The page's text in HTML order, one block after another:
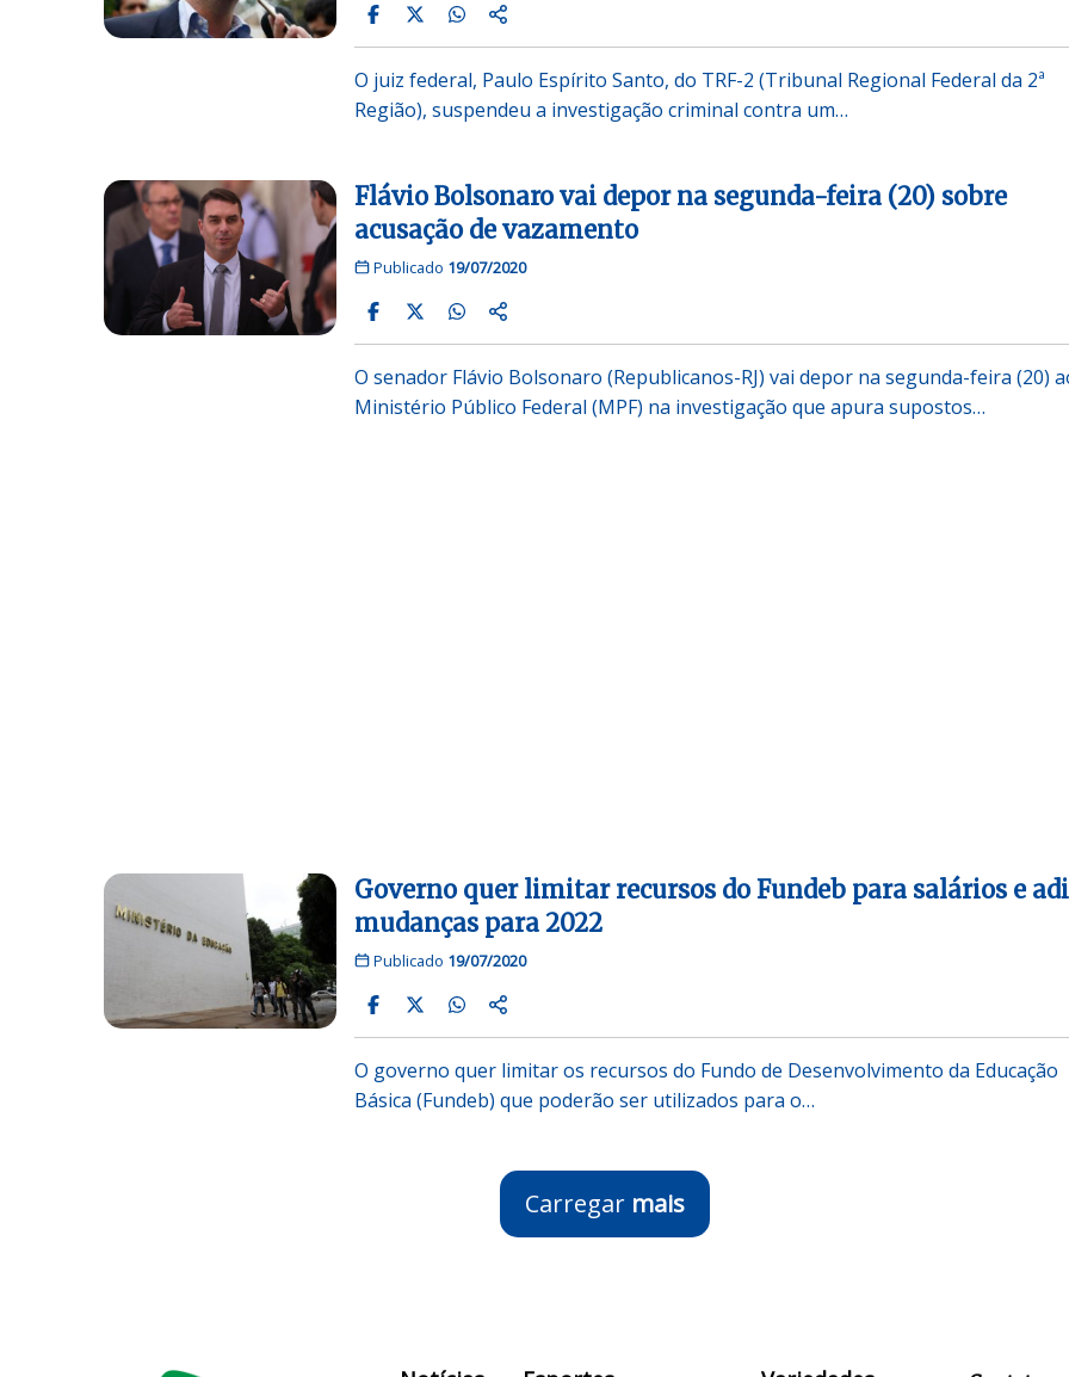
O juiz federal, Paulo Espírito Santo, do TRF-2 (Tribunal Regional Federal da 2ª
Região), suspendeu a investigação criminal contra um…
Flávio Bolsonaro vai depor na segunda-feira (20) sobre
acusação de vazamento
Publicado 19/07/2020
O senador Flávio Bolsonaro (Republicanos-RJ) vai depor na segunda-feira (20)
Ministério Público Federal (MPF) na investigação que apura supostos…
Governo quer limitar recursos do Fundeb para salários e
mudanças para 2022
Publicado 19/07/2020
O governo quer limitar os recursos do Fundo de Desenvolvimento da Educação
Básica (Fundeb) que poderão ser utilizados para o…
Carregar mais